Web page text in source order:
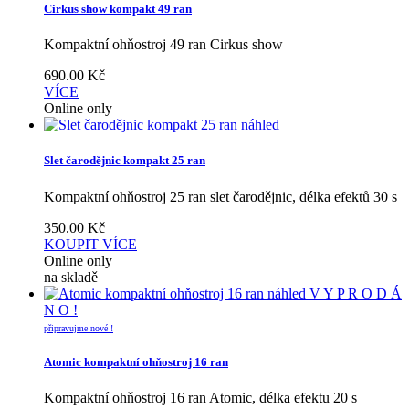
Cirkus show kompakt 49 ran
Kompaktní ohňostroj 49 ran Cirkus show
690.00 Kč
VÍCE
Online only
náhled
Slet čarodějnic kompakt 25 ran
Kompaktní ohňostroj 25 ran slet čarodějnic, délka efektů 30 s
350.00 Kč
KOUPIT VÍCE
Online only
na skladě
náhled V Y P R O D Á
N O !
připravujme nové !
Atomic kompaktní ohňostroj 16 ran
Kompaktní ohňostroj 16 ran Atomic, délka efektu 20 s